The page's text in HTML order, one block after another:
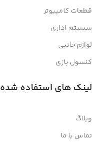
قطعات کامپیوتر
سیستم اداری
لوازم جانبی
کنسول بازی
لینک های استفاده شده
وبلاگ
تماس با ما